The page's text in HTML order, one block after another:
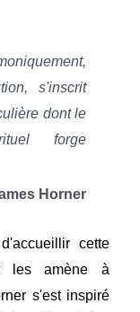
s'inscrit
dont le
forge
Horner
cette
les amène à
s'est inspiré